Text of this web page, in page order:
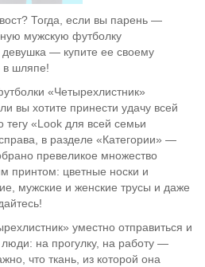
Тогда, если вы парень —
мужскую футболку
— купите ее своему
шляпе!
«Четырехлистник»
вы хотите принести удачу всей
«Look для всей семьи
в разделе «Категории» —
превеликое множество
принтом: цветные носки и
мужские и женские трусы и даже
уместно отправиться и
на прогулку, на работу —
что ткань, из которой она